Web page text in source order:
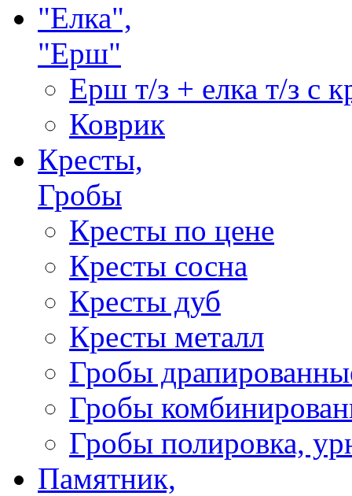
"Елка",
"Ерш"
Ерш т/з + елка т/з с
Коврик
Кресты,
Гробы
Кресты по цене
Кресты сосна
Кресты дуб
Кресты металл
Гробы
Гробы
Гробы полировка,
Памятник,